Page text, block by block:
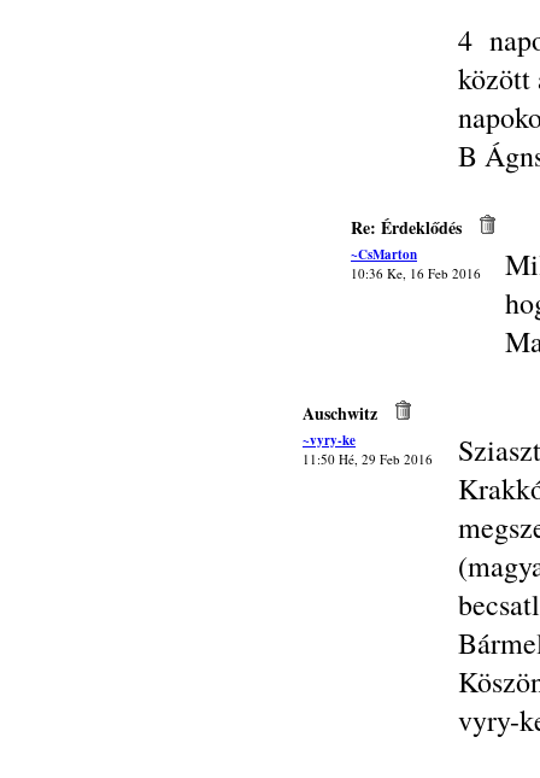
4
között
B
Re: Érdeklődés
~CsMarton
10:36 Ke, 16 Feb 2016
Auschwitz
~vyry-ke
11:50 Hé, 29 Feb 2016
vyry-